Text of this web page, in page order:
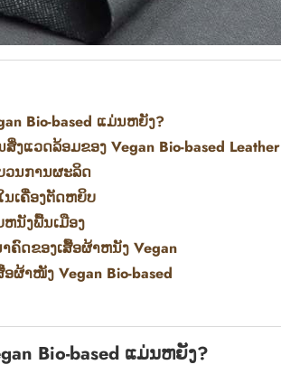
Bio-based ແມ່ນຫຍັງ?
ງແວດລ້ອມຂອງ Vegan Bio-based Leather
ວນການຜະລິດ
ເຄື່ອງຕັດຫຍິບ
ນັງພື້ນເມືອງ
ຄົດຂອງເສື້ອຜ້າຫນັງ Vegan
ຜ້າໜັງ Vegan Bio-based
Bio-based ແມ່ນຫຍັງ?